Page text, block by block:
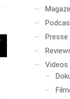
Presse
Videos